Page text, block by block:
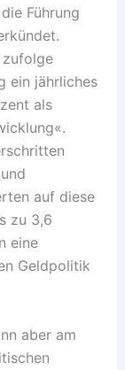
Führung
zufolge
ein jährliches
als
auf diese
zu 3,6
eine
Geldpolitik
aber am